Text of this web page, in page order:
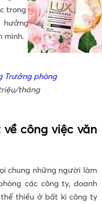
trong quá trình làm việc,
hưởng mức lương xứng
mình.
Trưởng phòng
tháng
công việc văn
chung những người làm
các công ty, doanh
thiếu ở bất kì công ty